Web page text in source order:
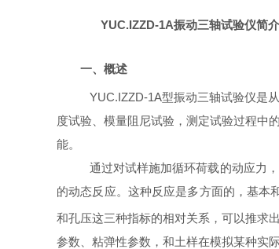
YUC.IZZD-1A振动三轴试验仪简介
一、概述
YUC.IZZD-1A型振动三轴试验仪是
度试验、模量阻尼试验，测定试验过程中
能。
通过对试样施加循环荷载的动应力
的动态反应。这种反应是多方面的，基本
和孔压这三种指标的相对关系，可以推求
参数、粘弹性参数，和土样在模拟某种实